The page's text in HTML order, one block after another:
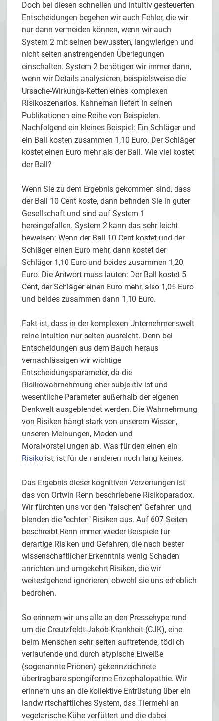
Doch bei diesen schnellen und intuitiv gesteuerten
Entscheidungen begehen wir auch Fehler, die wir
nur dann vermeiden können, wenn wir auch
System 2 mit seinen bewussten, langwierigen und
nicht selten anstrengenden Überlegungen
einschalten. System 2 benötigen wir immer dann,
wenn wir Details analysieren, beispielsweise die
Ursache-Wirkungs-Ketten eines komplexen
Risikoszenarios. Kahneman liefert in seinen
Publikationen eine Reihe von Beispielen.
Nachfolgend ein kleines Beispiel: Ein Schläger und
ein Ball kosten zusammen 1,10 Euro. Der Schläger
kostet einen Euro mehr als der Ball. Wie viel kostet
der Ball?
Wenn Sie zu dem Ergebnis gekommen sind, dass
der Ball 10 Cent koste, dann befinden Sie in guter
Gesellschaft und sind auf System 1
hereingefallen. System 2 kann das sehr leicht
beweisen: Wenn der Ball 10 Cent kostet und der
Schläger einen Euro mehr, dann kostet der
Schläger 1,10 Euro und beides zusammen 1,20
Euro. Die Antwort muss lauten: Der Ball kostet 5
Cent, der Schläger einen Euro mehr, also 1,05 Euro
und beides zusammen dann 1,10 Euro.
Fakt ist, dass in der komplexen Unternehmenswelt
reine Intuition nur selten ausreicht. Denn bei
Entscheidungen aus dem Bauch heraus
vernachlässigen wir wichtige
Entscheidungsparameter, da die
Risikowahrnehmung eher subjektiv ist und
wesentliche Parameter außerhalb der eigenen
Denkwelt ausgeblendet werden. Die Wahrnehmung
von Risiken hängt stark von unserem Wissen,
unseren Meinungen, Moden und
Moralvorstellungen ab. Was für den einen ein
Risiko ist, ist für den anderen noch lang keines.
Das Ergebnis dieser kognitiven Verzerrungen ist
das von Ortwin Renn beschriebene Risikoparadox.
Wir fürchten uns vor den "falschen" Gefahren und
blenden die "echten" Risiken aus. Auf 607 Seiten
beschreibt Renn immer wieder Beispiele für
derartige Risiken und Gefahren, die nach bester
wissenschaftlicher Erkenntnis wenig Schaden
anrichten und umgekehrt Risiken, die wir
weitestgehend ignorieren, obwohl sie uns erheblich
bedrohen.
So erinnern wir uns alle an den Pressehype rund
um die Creutzfeldt-Jakob-Krankheit (CJK), eine
beim Menschen sehr selten auftretende, tödlich
verlaufende und durch atypische Eiweiße
(sogenannte Prionen) gekennzeichnete
übertragbare spongiforme Enzephalopathie. Wir
erinnern uns an die kollektive Entrüstung über ein
landwirtschaftliches System, das Tiermehl an
vegetarische Kühe verfüttert und die dabei